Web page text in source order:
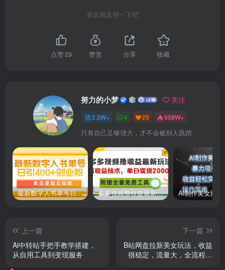
喜欢就支持一下吧
点赞29 赞赏 分享 收藏
努力的小梦 关注
2.3W+ 4 29 958W+
只有自己足够强大，才不会被别人践踏
最新数字人书单号日400+创业粉，单日变现五位数，市面卖5980附软件和详… 多多视频撸收益最新玩法，高收益技术，单日变现2000+，附赠全套技术资料
上一篇
Ai中转站手把手教学搭建，
从自用工具到变现服务
下一篇
B站网盘拉新美女玩法，收益
很稳定，流量大，全流程拆